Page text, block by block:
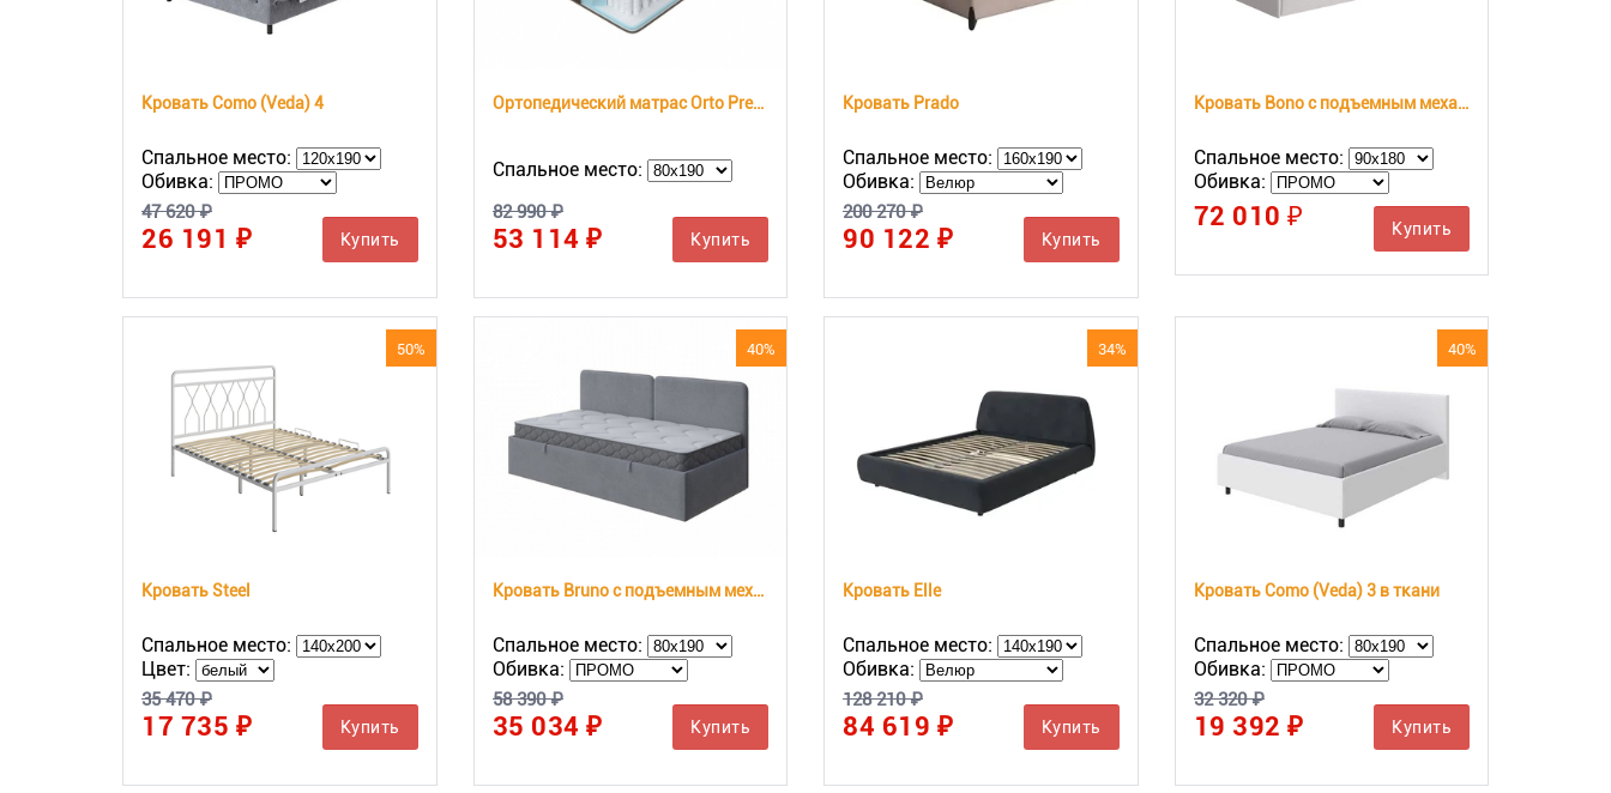
Кровать Como (Veda) 4
Спальное место:
Обивка:
47 620 ₽
26 191 ₽ Купить
Ортопедический матрас Orto Premium Soft
Спальное место:
82 990 ₽
53 114 ₽ Купить
Кровать Prado
Спальное место:
Обивка:
200 270 ₽
90 122 ₽ Купить
Кровать Bono с подъемным механизмом
Спальное место:
Обивка:
72 010 ₽ Купить
50%
Кровать Steel
Спальное место:
Цвет:
35 470 ₽
17 735 ₽ Купить
40%
Кровать Bruno с подъемным механизмом
Спальное место:
Обивка:
58 390 ₽
35 034 ₽ Купить
34%
Кровать Elle
Спальное место:
Обивка:
128 210 ₽
84 619 ₽ Купить
40%
Кровать Como (Veda) 3 в ткани
Спальное место:
Обивка:
32 320 ₽
19 392 ₽ Купить